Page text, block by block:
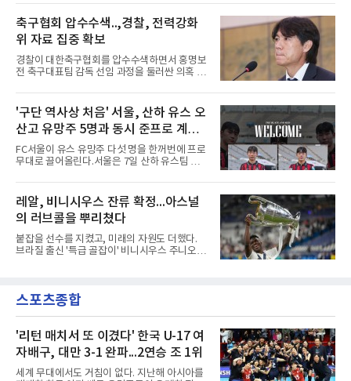
선발로 곧장 투입돼 90분을 소화하며 팀의 3-0
완승에 힘을 보탰다.기록도
리에 힘을 보탰다.김민재는 7일(현지시간) 홍콩
카이탁 스포츠파크에서 열린 애스턴 빌라(잉글
랜드)와의 친선경기에서 전반 37분 0의 균형을
깨는 골을 넣었다. 톰 비쇼프가 왼쪽 측면에서 올
린 프리킥에 묘하게 머리를 갖다 대 방향을 바꾸
며 골 그물을 흔들었다.흐름은 좋았다. 제주전에
서 주장 완장을 차고 30여 분을 소화했던 그는
로키로 교체됐다.분데스리가 최다 우승팀(35회)
뮌헨은 프리시즌 아시아
축구협회 압수수색..,경찰, 전력강화
위 자료 집중 확보
경찰이 대한축구협회를 압수수색하면서 홍명보
전 축구대표팀 감독 선임 과정을 둘러싼 의혹 규
비판이 홍 전 감독에게 집중됐지만 경찰의 시선
은 다른 곳을 향한다. 성적 부진과 별개로 선임
과정에 부당함이 있었는지가 수사의 본류다.7일
연합뉴스 취재를 종합하면 서울경찰청 광역수사
단 금융범죄수사대는 전날 축구협회 사무실 등
을 압수수색해 감독 선임 관련 자료를 다수 확보
했다. 특히 감독 후보를 검토해 이사회에 추천하
독을 1순위 후보로 정하고 검증한 과정, 이사회
의 최종 승인 경위를 살
'구단 역사상 처음' 서울, 산하 유스 오
산고 유망주 5명과 동시 준프로 계
약...ACL2 겨냥
FC서울이 유스 유망주 다섯 명을 한꺼번에 프로
무대로 끌어올린다.서울은 7일 산하 유스팀 서
다고 밝혔다. 한 번에 다섯 명과 계약한 것은 구
단 역사상 처음으로, 3학년 김강준·신지섭·이서
현·정현웅과 2학년 정하원이 대상이다.오산고의
성적이 배경이 됐다. 올 시즌 백운기 전국 고등학
교 축구대회와 코리아풋볼파크 U-18 챔피언스
컵, K리그 U-17 챔피언십을 잇달아 제패했다.시
기도 맞물렸다. 서울은 9월 시작하는 아시아축
무대 경험을 주려 했다.면면도 다양하다. 측면 공
격수 정현웅은 돌파력이
레알, 비니시우스 잔류 확정...아스널
의 러브콜을 뿌리쳤다
붙잡을 선수를 지켰고, 미래의 자원도 더했다.
브라질 출신 '특급 골잡이' 비니시우스 주니오르
2032년 6월 30일까지 유효한 6년 연장 계약에
합의했다고 공식 발표했다. 비니시우스는 재계
우에서의 8년은 너무 짧다며, 앞으로 6년, 그리
고 영원히 함께하겠다고 애정을 드러냈다.성사
과정에는 우여곡절이 있었다. 그는 최근 잉글랜
드 프리미어리그(EPL) 챔피언 아스널의 뜨거운
스포츠종합
'리턴 매치서 또 이겼다' 한국 U-17 여
자배구, 대만 3-1 완파...2연승 조 1위
세계 무대에서도 거침이 없다. 지난해 아시아를